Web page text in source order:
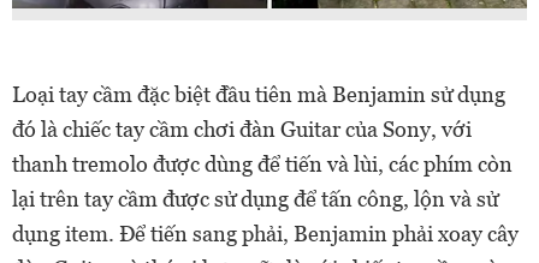
Loại tay cầm đặc biệt đầu tiên mà Benjamin sử dụng
đó là chiếc tay cầm chơi đàn Guitar của Sony, với
thanh tremolo được dùng để tiến và lùi, các phím còn
lại trên tay cầm được sử dụng để tấn công, lộn và sử
dụng item. Để tiến sang phải, Benjamin phải xoay cây